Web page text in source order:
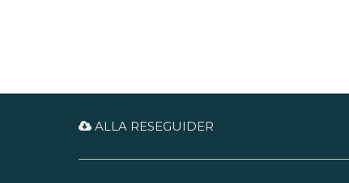
ALLA RESEGUIDER